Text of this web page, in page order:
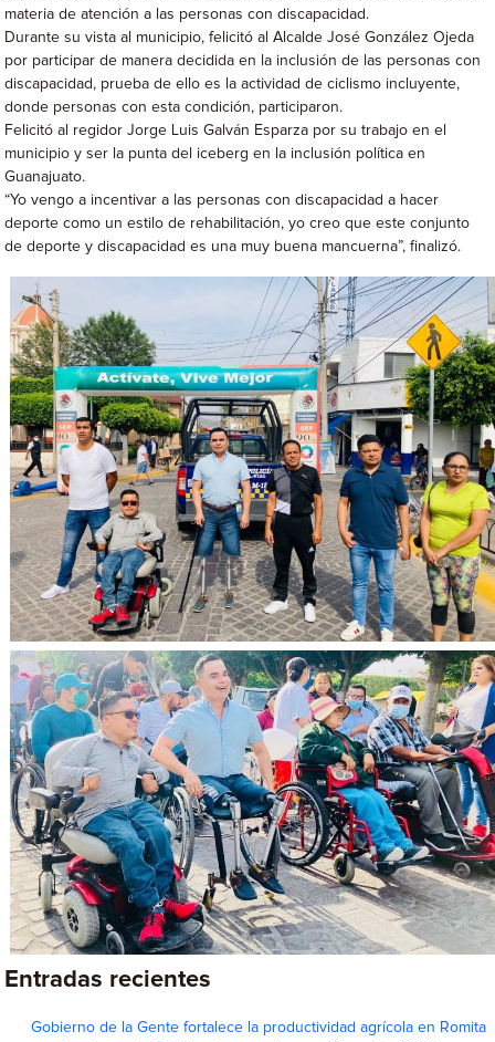
materia de atención a las personas con discapacidad.
Durante su vista al municipio, felicitó al Alcalde José González Ojeda
por participar de manera decidida en la inclusión de las personas con
discapacidad, prueba de ello es la actividad de ciclismo incluyente,
donde personas con esta condición, participaron.
Felicitó al regidor Jorge Luis Galván Esparza por su trabajo en el
municipio y ser la punta del iceberg en la inclusión política en
Guanajuato.
“Yo vengo a incentivar a las personas con discapacidad a hacer
deporte como un estilo de rehabilitación, yo creo que este conjunto
de deporte y discapacidad es una muy buena mancuerna”, finalizó.
Entradas recientes
Gobierno de la Gente fortalece la productividad agrícola en Romita